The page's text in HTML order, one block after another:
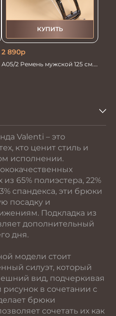
КУПИТЬ
2 890р
А05/2 Ремень мужской 125 см.
Valenti – это
кто ценит стиль и
исполнении.
65% полиэстера, 22%
спандекса, эти брюки
посадку и
Подкладка из
дополнительный
дня.
модели стоит
силуэт, который
вид, подчеркивая
в сочетании с
брюки
сочетать их как